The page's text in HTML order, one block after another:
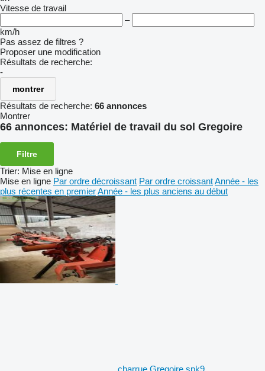
Vitesse de travail
–
km/h
Pas assez de filtres ?
Proposer une modification
Résultats de recherche:
-
montrer
Résultats de recherche: 66 annonces
Montrer
66 annonces: Matériel de travail du sol Gregoire
Filtre
Trier: Mise en ligne
Mise en ligne Par ordre décroissant Par ordre croissantAnnée - les
plus récentes en premierAnnée - les plus anciens au début
charrue Gregoire spk9